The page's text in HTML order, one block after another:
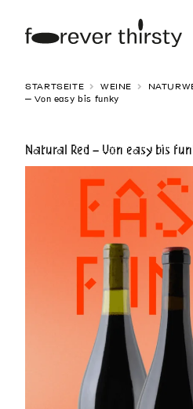
Zur
Zum
STARTSEITE WEINE
– Von easy bis funky
Natural Red – Von easy bis